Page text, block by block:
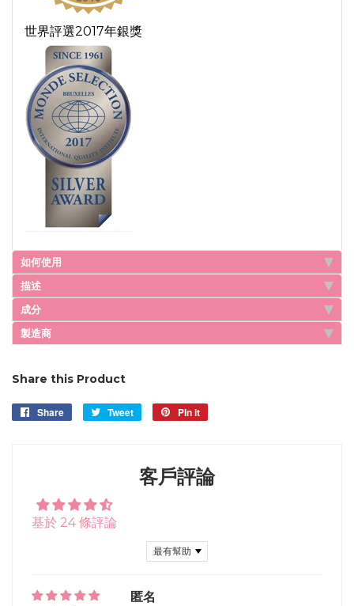
世界評選2017年銀獎
如何使用
描述
成分
製造商
Share this Product
Share
Share
Tweet
Tweet
Pin it
客戶評論
基於 24 條評論
Sort by
匿名